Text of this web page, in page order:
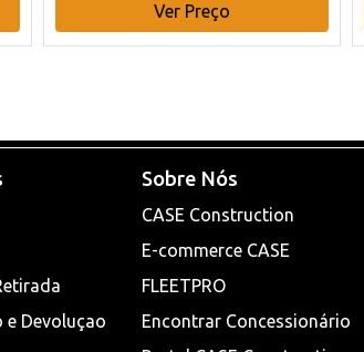
Ver Preço
e Devoluçao
Sobre Nós
CASE Construction
E-commerce CASE
FLEETPRO
Encontrar Concessionário